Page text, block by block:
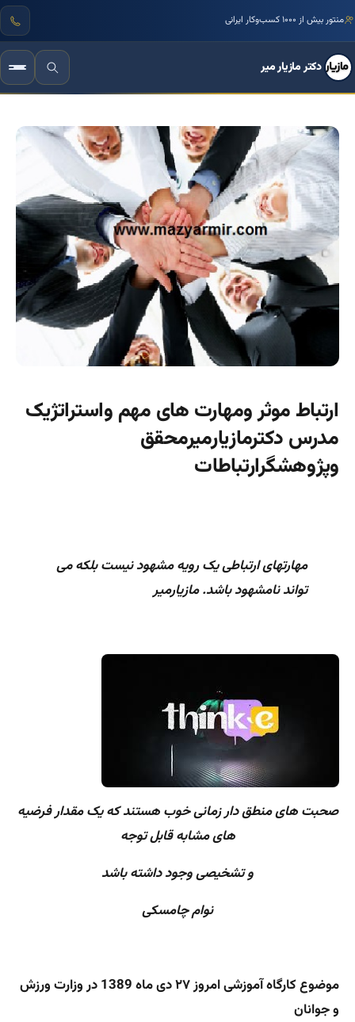
مرجع تخصصی زبان بدن و فنون مذاکره ایران
دکتر مازیار میر
ارتباط موثر ومهارت های مهم واستراتژیک
مدرس دکترمازیارمیرمحقق
وپژوهشگرارتباطات
مهارتهای ارتباطی یک رویه مشهود نیست بلکه می
تواند نامشهود باشد. مازیارمیر
صحبت های منطق دار زمانی خوب هستند که یک مقدار فرضیه
های مشابه قابل توجه
و تشخیصی وجود داشته باشد
نوام چامسکی
موضوع کارگاه آموزشی امروز ۲۷ دی ماه 1389 در وزارت ورزش
و جوانان